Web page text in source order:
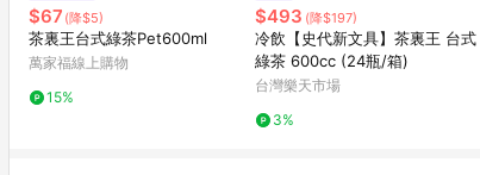
$67 (降$5)
茶裏王台式綠茶Pet600ml
萬家福線上購物
15%
$493 (降$197)
冷飲【史代新文具】茶裏王 台式
綠茶 600cc (24瓶/箱)
台灣樂天市場
3%